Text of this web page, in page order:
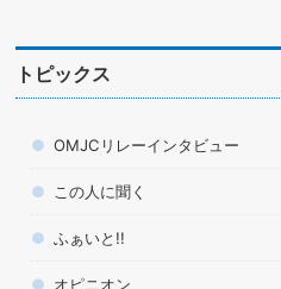
トピックス
OMJCリレーインタビュー
この人に聞く
ふぁいと!!
オピニオン